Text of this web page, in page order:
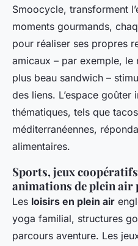
Smoocycle, transforment
moments gourmands,
pour réaliser ses propres
amicaux – par exemple,
plus beau sandwich –
des liens. L’espace goûter
thématiques, tels que
méditerranéennes,
alimentaires.
Sports, jeux
animations de plein air
Les loisirs en plein air
yoga familial, structures
parcours aventure. Les